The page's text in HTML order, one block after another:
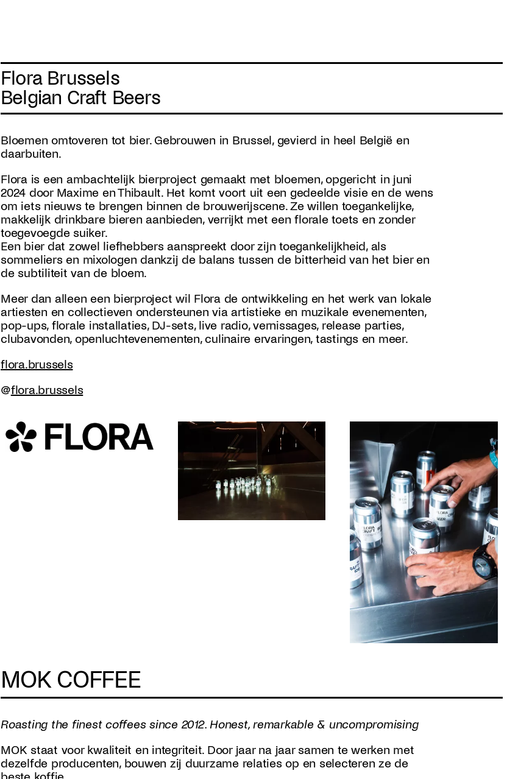
Flora Brussels
Belgian Craft Beers
Bloemen omtoveren tot bier. Gebrouwen in Brussel, gevierd in heel België en
daarbuiten.
Flora is een ambachtelijk bierproject gemaakt met bloemen, opgericht in juni
2024 door Maxime en Thibault. Het komt voort uit een gedeelde visie en de wens
om iets nieuws te brengen binnen de brouwerijscene. Ze willen toegankelijke,
makkelijk drinkbare bieren aanbieden, verrijkt met een florale toets en zonder
toegevoegde suiker.
Een bier dat zowel liefhebbers aanspreekt door zijn toegankelijkheid, als
sommeliers en mixologen dankzij de balans tussen de bitterheid van het bier en
de subtiliteit van de bloem.
Meer dan alleen een bierproject wil Flora de ontwikkeling en het werk van lokale
artiesten en collectieven ondersteunen via artistieke en muzikale evenementen,
pop-ups, florale installaties, DJ-sets, live radio, vernissages, release parties,
clubavonden, openlucht­evenementen, culinaire ervaringen, tastings en meer.
flora.brussels
@flora.brussels
MOK COFFEE
Roasting the finest coffees since 2012. Honest, remarkable & uncompromising
MOK staat voor kwaliteit en integriteit. Door jaar na jaar samen te werken met
dezelfde producenten, bouwen zij duurzame relaties op en selecteren ze de